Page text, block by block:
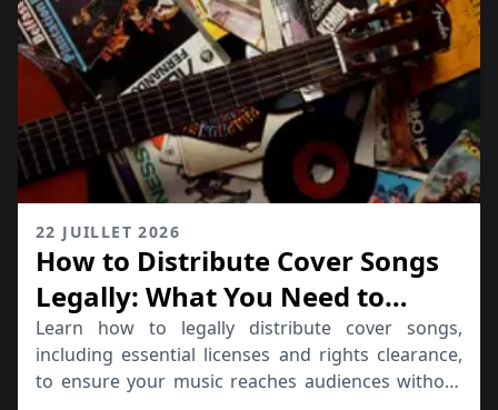
22 JUILLET 2026
How to Distribute Cover Songs
Legally: What You Need to
Know
Learn how to legally distribute cover songs,
including essential licenses and rights clearance,
to ensure your music reaches audiences without